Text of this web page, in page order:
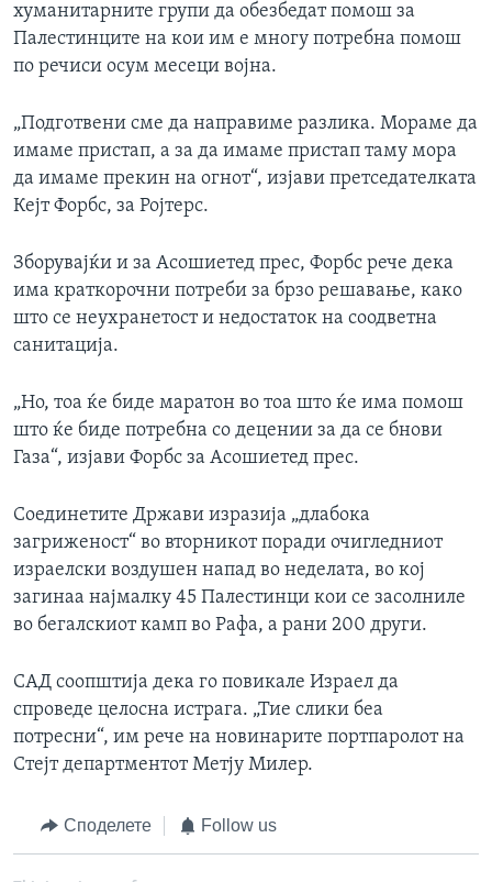
хуманитарните групи да обезбедат помош за
Палестинците на кои им е многу потребна помош
по речиси осум месеци војна.
„Подготвени сме да направиме разлика. Мораме да
имаме пристап, а за да имаме пристап таму мора
да имаме прекин на огнот“, изјави претседателката
Кејт Форбс, за Ројтерс.
Зборувајќи и за Асошиетед прес, Форбс рече дека
има краткорочни потреби за брзо решавање, како
што се неухранетост и недостаток на соодветна
санитација.
„Но, тоа ќе биде маратон во тоа што ќе има помош
што ќе биде потребна со децении за да се бнови
Газа“, изјави Форбс за Асошиетед прес.
Соединетите Држави изразија „длабока
загриженост“ во вторникот поради очигледниот
израелски воздушен напад во неделата, во кој
загинаа најмалку 45 Палестинци кои се засолниле
во бегалскиот камп во Рафа, а рани 200 други.
САД соопштија дека го повикале Израел да
спроведе целосна истрага. „Тие слики беа
потресни“, им рече на новинарите портпаролот на
Стејт департментот Метју Милер.
Споделете Follow us